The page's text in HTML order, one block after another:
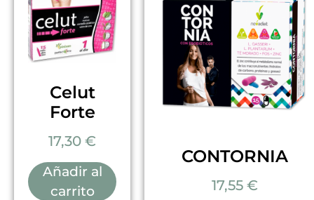
Celut
Forte
17,30 €
Añadir al
carrito
CONTORNIA
17,55 €